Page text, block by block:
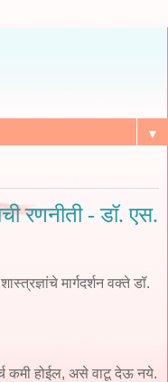
▼
रणनीती - डॉ. एस.
मार्गदर्शन वक्ते डॉ.
कमी होईल, असे वाटू देऊ नये.